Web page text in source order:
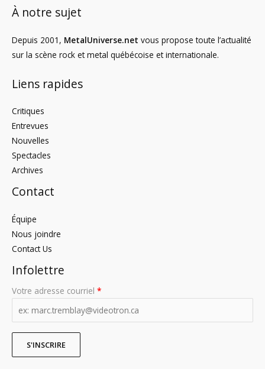
À notre sujet
Depuis 2001, MetalUniverse.net vous propose toute l’actualité
sur la scène rock et metal québécoise et internationale.
Liens rapides
Critiques
Entrevues
Nouvelles
Spectacles
Archives
Contact
Équipe
Nous joindre
Contact Us
Infolettre
Votre adresse courriel *